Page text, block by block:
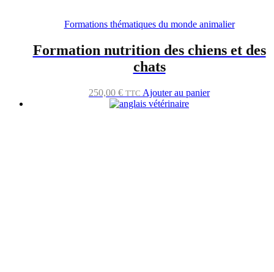
Formations thématiques du monde animalier
Formation nutrition des chiens et des
chats
250,00 € TTC Ajouter au panier